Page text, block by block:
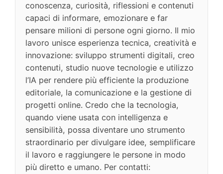
conoscenza, curiosità, riflessioni e contenuti
capaci di informare, emozionare e far
pensare milioni di persone ogni giorno. Il mio
lavoro unisce esperienza tecnica, creatività e
innovazione: sviluppo strumenti digitali, creo
contenuti, studio nuove tecnologie e utilizzo
l’IA per rendere più efficiente la produzione
editoriale, la comunicazione e la gestione di
progetti online. Credo che la tecnologia,
quando viene usata con intelligenza e
sensibilità, possa diventare uno strumento
straordinario per divulgare idee, semplificare
il lavoro e raggiungere le persone in modo
più diretto e umano. Per contatti: